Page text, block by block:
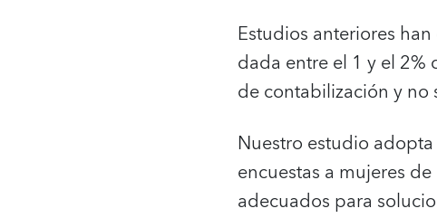
Estudios anteriores
dada entre el 1 y el 2%
de contabilización y no
Nuestro estudio
encuestas a mujeres
adecuados para